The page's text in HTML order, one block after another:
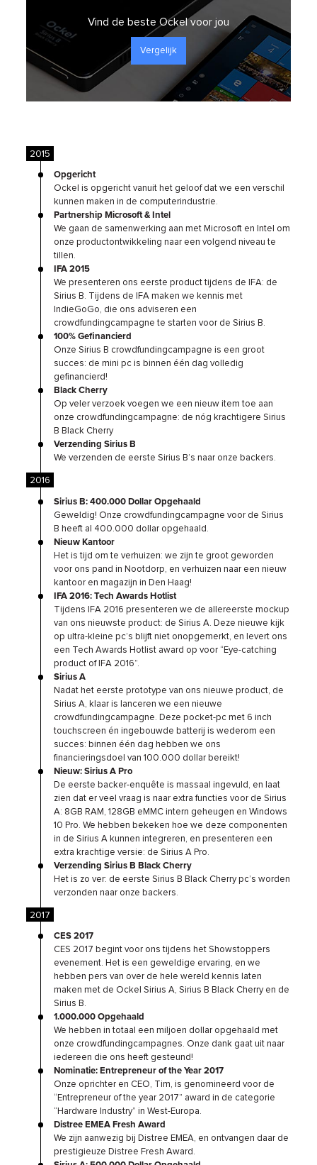
Vind de beste Ockel voor jou
Vergelijk
2015
Opgericht
Ockel is opgericht vanuit het geloof dat we een verschil
kunnen maken in de computerindustrie.
Partnership Microsoft & Intel
We gaan de samenwerking aan met Microsoft en Intel om
onze productontwikkeling naar een volgend niveau te
tillen.
IFA 2015
We presenteren ons eerste product tijdens de IFA: de
Sirius B. Tijdens de IFA maken we kennis met
IndieGoGo, die ons adviseren een
crowdfundingcampagne te starten voor de Sirius B.
100% Gefinancierd
Onze Sirius B crowdfundingcampagne is een groot
succes: de mini pc is binnen één dag volledig
gefinancierd!
Black Cherry
Op veler verzoek voegen we een nieuw item toe aan
onze crowdfundingcampagne: de nóg krachtigere Sirius
B Black Cherry
Verzending Sirius B
We verzenden de eerste Sirius B’s naar onze backers.
2016
Sirius B: 400.000 Dollar Opgehaald
Geweldig! Onze crowdfundingcampagne voor de Sirius
B heeft al 400.000 dollar opgehaald.
Nieuw Kantoor
Het is tijd om te verhuizen: we zijn te groot geworden
voor ons pand in Nootdorp, en verhuizen naar een nieuw
kantoor en magazijn in Den Haag!
IFA 2016: Tech Awards Hotlist
Tijdens IFA 2016 presenteren we de allereerste mockup
van ons nieuwste product: de Sirius A. Deze nieuwe kijk
op ultra-kleine pc’s blijft niet onopgemerkt, en levert ons
een Tech Awards Hotlist award op voor “Eye-catching
product of IFA 2016”.
Sirius A
Nadat het eerste prototype van ons nieuwe product, de
Sirius A, klaar is lanceren we een nieuwe
crowdfundingcampagne. Deze pocket-pc met 6 inch
touchscreen én ingebouwde batterij is wederom een
succes: binnen één dag hebben we ons
financieringsdoel van 100.000 dollar bereikt!
Nieuw: Sirius A Pro
De eerste backer-enquête is massaal ingevuld, en laat
zien dat er veel vraag is naar extra functies voor de Sirius
A: 8GB RAM, 128GB eMMC intern geheugen en Windows
10 Pro. We hebben bekeken hoe we deze componenten
in de Sirius A kunnen integreren, en presenteren een
extra krachtige versie: de Sirius A Pro.
Verzending Sirius B Black Cherry
Het is zo ver: de eerste Sirius B Black Cherry pc’s worden
verzonden naar onze backers.
2017
CES 2017
CES 2017 begint voor ons tijdens het Showstoppers
evenement. Het is een geweldige ervaring, en we
hebben pers van over de hele wereld kennis laten
maken met de Ockel Sirius A, Sirius B Black Cherry en de
Sirius B.
1.000.000 Opgehaald
We hebben in totaal een miljoen dollar opgehaald met
onze crowdfundingcampagnes. Onze dank gaat uit naar
iedereen die ons heeft gesteund!
Nominatie: Entrepreneur of the Year 2017
Onze oprichter en CEO, Tim, is genomineerd voor de
“Entrepreneur of the year 2017” award in de categorie
“Hardware Industry” in West-Europa.
Distree EMEA Fresh Award
We zijn aanwezig bij Distree EMEA, en ontvangen daar de
prestigieuze Distree Fresh Award.